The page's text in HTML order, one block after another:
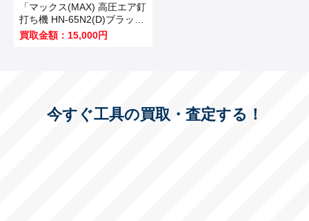
「マックス(MAX) 高圧エア釘
打ち機 HN-65N2(D)ブラッ
ク」を買い取りました！
買取金額：15,000円
今すぐ工具の買取・査定する！